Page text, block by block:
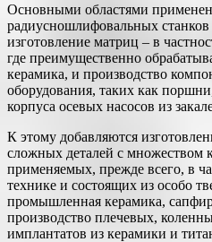
Основными областями
радиусношлифовальных
изготовление матриц – в
где преимущественно
керамика, и производство
оборудования, таких как
корпуса осевых насосов из
К этому добавляются
сложных деталей с множеством
применяемых, прежде всего, в
технике и состоящих из особо
промышленная керамика,
производство плечевых,
имплантатов из керамики и